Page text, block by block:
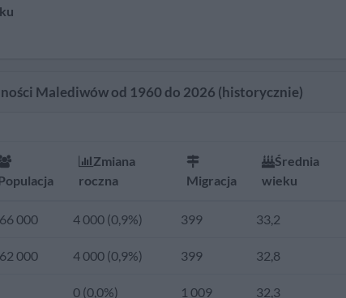
Malediwów od 1960 do 2026 (historycznie)
Zmiana
roczna
Migracja
Średnia
wieku
000 4 000 (0,9%) 399 33,2
000 4 000 (0,9%) 399 32,8
0 (0,0%) 1 009 32,3